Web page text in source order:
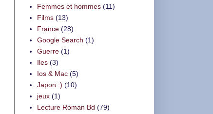
Femmes et hommes (11)
Films (13)
France (28)
Google Search (1)
Guerre (1)
Iles (3)
Ios & Mac (5)
Japon :) (10)
jeux (1)
Lecture Roman Bd (79)